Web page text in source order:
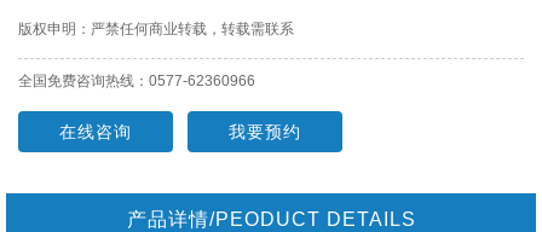
版权申明：严禁任何商业转载，转载需联系
全国免费咨询热线： 0577-62360966
在线咨询 我要预约
产品详情/PEODUCT DETAILS